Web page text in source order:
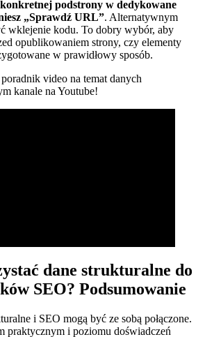
podstrony w dedykowane
„Sprawdź URL”. Alternatywnym
wklejenie kodu. To dobry wybór, aby
opublikowaniem strony, czy elementy
w prawidłowy sposób.
video na temat danych
kanale na Youtube!
dane strukturalne do
SEO? Podsumowanie
i SEO mogą być ze sobą połączone.
praktycznym i poziomu doświadczeń